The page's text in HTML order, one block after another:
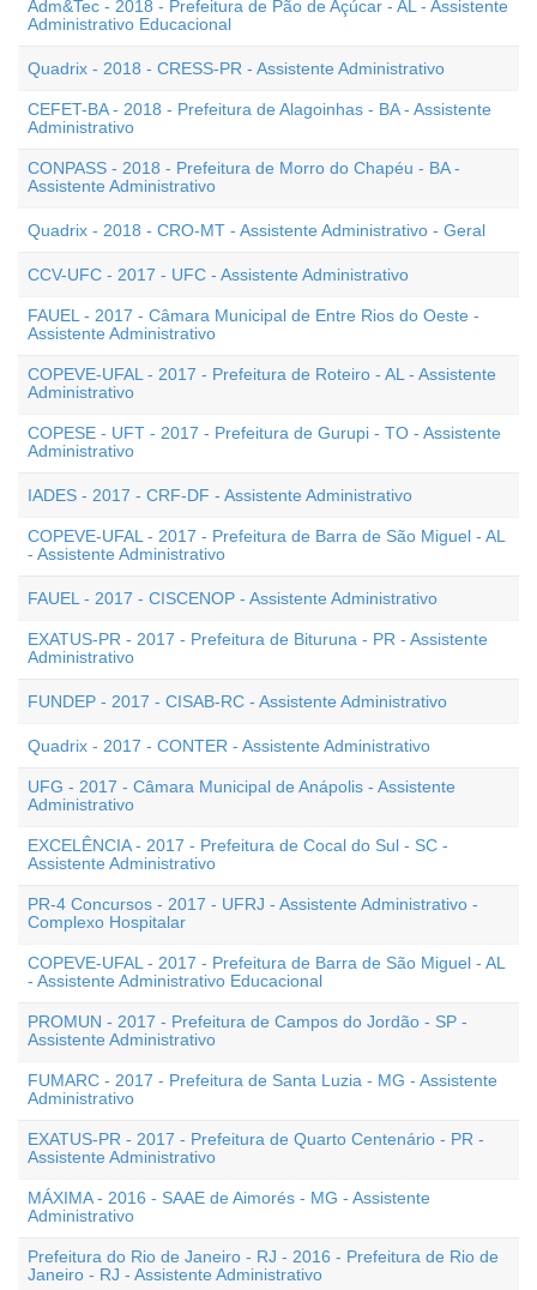
Adm&Tec - 2018 - Prefeitura de Pão de Açúcar - AL - Assistente
Administrativo Educacional
Quadrix - 2018 - CRESS-PR - Assistente Administrativo
CEFET-BA - 2018 - Prefeitura de Alagoinhas - BA - Assistente
Administrativo
CONPASS - 2018 - Prefeitura de Morro do Chapéu - BA -
Assistente Administrativo
Quadrix - 2018 - CRO-MT - Assistente Administrativo - Geral
CCV-UFC - 2017 - UFC - Assistente Administrativo
FAUEL - 2017 - Câmara Municipal de Entre Rios do Oeste -
Assistente Administrativo
COPEVE-UFAL - 2017 - Prefeitura de Roteiro - AL - Assistente
Administrativo
COPESE - UFT - 2017 - Prefeitura de Gurupi - TO - Assistente
Administrativo
IADES - 2017 - CRF-DF - Assistente Administrativo
COPEVE-UFAL - 2017 - Prefeitura de Barra de São Miguel - AL
- Assistente Administrativo
FAUEL - 2017 - CISCENOP - Assistente Administrativo
EXATUS-PR - 2017 - Prefeitura de Bituruna - PR - Assistente
Administrativo
FUNDEP - 2017 - CISAB-RC - Assistente Administrativo
Quadrix - 2017 - CONTER - Assistente Administrativo
UFG - 2017 - Câmara Municipal de Anápolis - Assistente
Administrativo
EXCELÊNCIA - 2017 - Prefeitura de Cocal do Sul - SC -
Assistente Administrativo
PR-4 Concursos - 2017 - UFRJ - Assistente Administrativo -
Complexo Hospitalar
COPEVE-UFAL - 2017 - Prefeitura de Barra de São Miguel - AL
- Assistente Administrativo Educacional
PROMUN - 2017 - Prefeitura de Campos do Jordão - SP -
Assistente Administrativo
FUMARC - 2017 - Prefeitura de Santa Luzia - MG - Assistente
Administrativo
EXATUS-PR - 2017 - Prefeitura de Quarto Centenário - PR -
Assistente Administrativo
MÁXIMA - 2016 - SAAE de Aimorés - MG - Assistente
Administrativo
Prefeitura do Rio de Janeiro - RJ - 2016 - Prefeitura de Rio de
Janeiro - RJ - Assistente Administrativo